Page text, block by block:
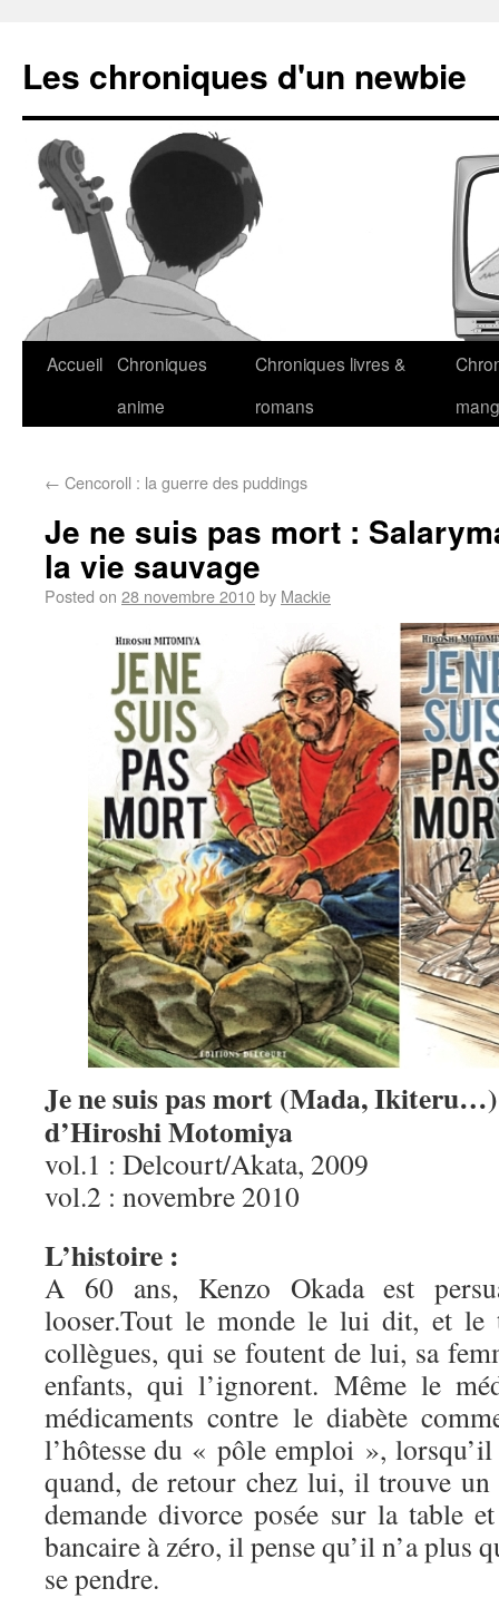
Les chroniques d'un newbie
Accueil Chroniques
anime
Chroniques livres &
romans
← Cencoroll : la guerre des puddings
Je ne suis pas mort :
la vie sauvage
Posted on 28 novembre 2010by Mackie
Je ne suis pas mort (Mada, Ikiteru…)
d’Hiroshi Motomiya
vol.1 : Delcourt/Akata, 2009
vol.2 : novembre 2010
L’histoire :
A 60 ans, Kenzo Okada est
looser.Tout le monde le lui dit, et le
collègues, qui se foutent de lui, sa
enfants, qui l’ignorent. Même le
médicaments contre le diabète
l’hôtesse du « pôle emploi »,
quand, de retour chez lui, il trouve un
demande divorce posée sur la table
bancaire à zéro, il pense qu’il n’a plus
se pendre.